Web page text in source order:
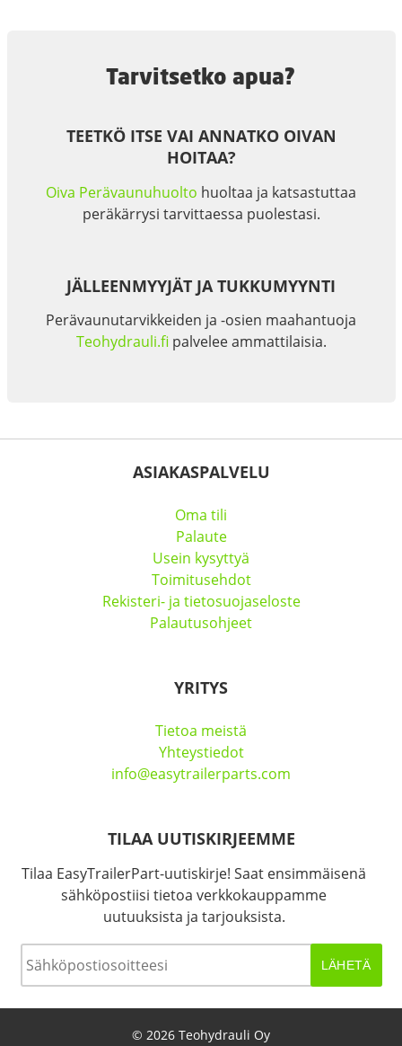
Tarvitsetko apua?
TEETKÖ ITSE VAI ANNATKO OIVAN
HOITAA?
Oiva Perävaunuhuolto huoltaa ja katsastuttaa
peräkärrysi tarvittaessa puolestasi.
JÄLLEENMYYJÄT JA TUKKUMYYNTI
Perävaunutarvikkeiden ja -osien maahantuoja
Teohydrauli.fi palvelee ammattilaisia.
ASIAKASPALVELU
Oma tili
Palaute
Usein kysyttyä
Toimitusehdot
Rekisteri- ja tietosuojaseloste
Palautusohjeet
YRITYS
Tietoa meistä
Yhteystiedot
info@easytrailerparts.com
TILAA UUTISKIRJEEMME
Tilaa EasyTrailerPart-uutiskirje! Saat ensimmäisenä
sähköpostiisi tietoa verkkokauppamme
uutuuksista ja tarjouksista.
Sähköposti *
© 2026 Teohydrauli Oy